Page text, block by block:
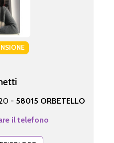
- 58015 ORBETELLO
il telefono